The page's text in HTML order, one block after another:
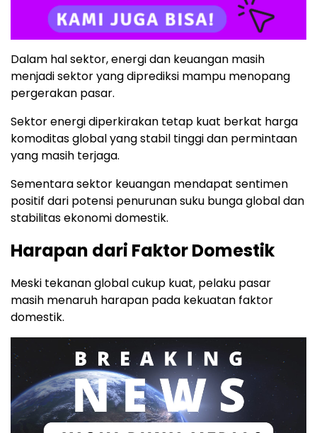
Dalam hal sektor, energi dan keuangan masih
menjadi sektor yang diprediksi mampu menopang
pergerakan pasar.
Sektor energi diperkirakan tetap kuat berkat harga
komoditas global yang stabil tinggi dan permintaan
yang masih terjaga.
Sementara sektor keuangan mendapat sentimen
positif dari potensi penurunan suku bunga global dan
stabilitas ekonomi domestik.
Harapan dari Faktor Domestik
Meski tekanan global cukup kuat, pelaku pasar
masih menaruh harapan pada kekuatan faktor
domestik.